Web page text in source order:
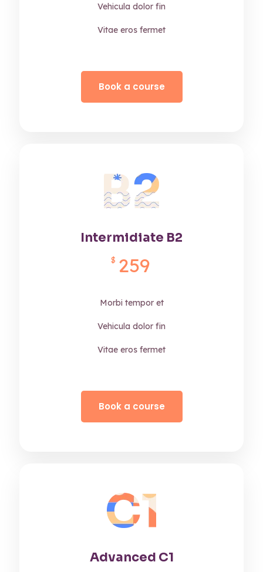
Vehicula dolor fin
Vitae eros fermet
Book a course
Intermidiate B2
$ 259
Morbi tempor et
Vehicula dolor fin
Vitae eros fermet
Book a course
Advanced C1